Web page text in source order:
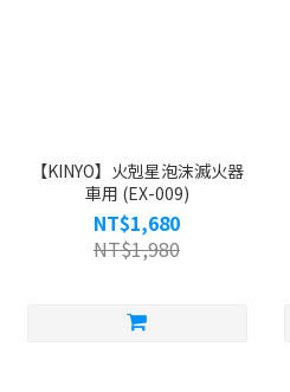
【KINYO】火剋星泡沫滅火器
車用 (EX-009)
NT$1,680
NT$1,980